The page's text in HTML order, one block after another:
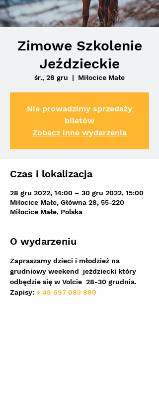
Zimowe Szkolenie
Jeździeckie
śr., 28 gru
  |
Miłocice Małe
Nie prowadzimy sprzedaży
biletów
Zobacz inne wydarzenia
Czas i lokalizacja
28 gru 2022, 14:00 – 30 gru 2022, 15:00
Miłocice Małe, Główna 28, 55-220
Miłocice Małe, Polska
O wydarzeniu
Zapraszamy dzieci i młodzież na
grudniowy weekend  jeździecki który
odbędzie się w Volcie  28-30 grudnia.
Zapisy: + 48 697 083 880